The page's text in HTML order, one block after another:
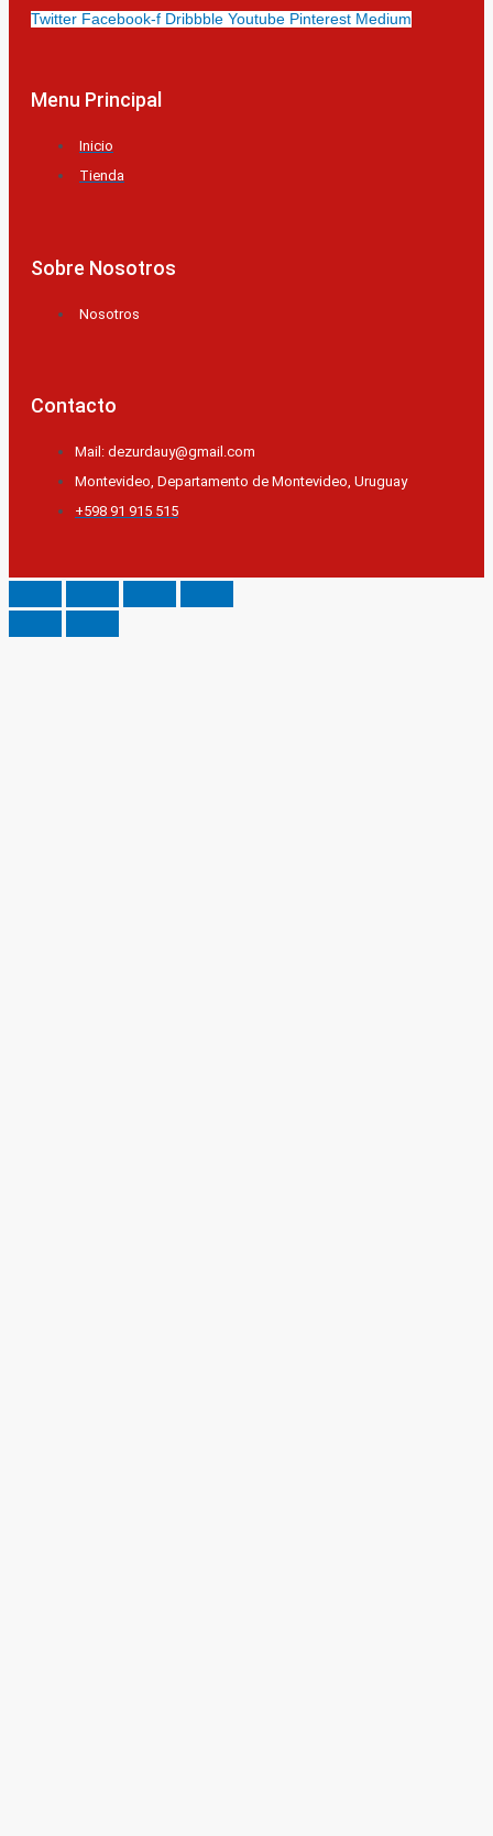
Twitter Facebook-f Dribbble Youtube Pinterest Medium
Menu Principal
Inicio
Tienda
Sobre Nosotros
Nosotros
Contacto
Mail: dezurdauy@gmail.com
Montevideo, Departamento de Montevideo, Uruguay
+598 91 915 515